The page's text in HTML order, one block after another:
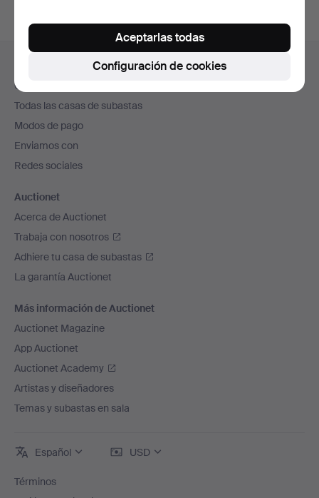
Navegación
el
pie
de
página
Ayuda y contacto
Contacta con el servicio de atención al cliente
Todas las casas de subastas
Modos de pago
Enviamos con
Redes sociales
Auctionet
Acerca de Auctionet
Trabaja con nosotros
Adhiere tu casa de subastas
La garantía Auctionet
Más información de Auctionet
Auctionet Magazine
App Auctionet
Auctionet Academy
Artistas y diseñadores
Temas y subastas en sala
Español USD
Términos
Configuración de cookies
Aceptarlas todas